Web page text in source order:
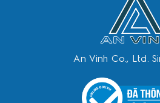
An Vinh Co., Ltd.